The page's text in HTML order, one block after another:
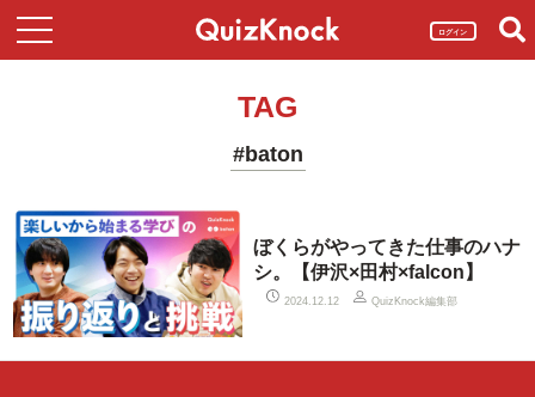
ログイン
TAG
#baton
ぼくらがやってきた仕事のハナ
シ。【伊沢×田村×falcon】
2024.12.12 QuizKnock編集部